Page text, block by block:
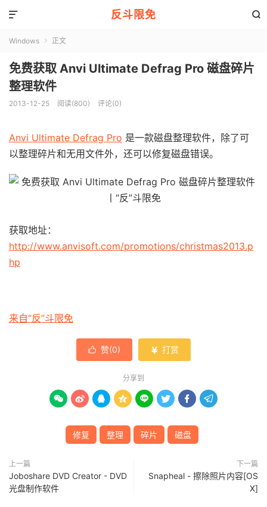
反斗限免 

Windows  正文
免费获取 Anvi Ultimate Defrag Pro 磁盘碎片
整理软件
2013-12-25 阅读(800) 评论(0)
Anvi Ultimate Defrag Pro 是一款磁盘整理软件，除了可
以整理碎片和无用文件外，还可以修复磁盘错误。
获取地址：
http://www.anvisoft.com/promotions/christmas2013.p
hp
来自“反”斗限免
 赞(0)  打赏
分享到
       
修复 整理 碎片 磁盘
上一篇
Joboshare DVD Creator - DVD
光盘制作软件
下一篇
Snapheal - 擦除照片内容[OS
X]